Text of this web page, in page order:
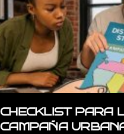
CHECKLIST PARA
CAMPAÑA